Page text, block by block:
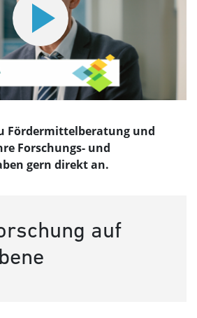
Fördermittelberatung und
Forschungs- und
gern direkt an.
auf